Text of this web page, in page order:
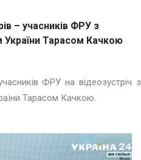
– учасників ФРУ з
Тарасом Качкою
ФРУ на відеозустріч з
Тарасом Качкою.